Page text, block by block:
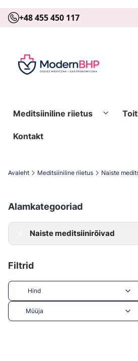
+48 455 450 117
Meditsiiniline riietus
Kontakt
Avaleht Meditsiiniline riietus Naiste
Alamkategooriad
Naiste meditsiinirõivad
Filtrid
Hind
Müüja